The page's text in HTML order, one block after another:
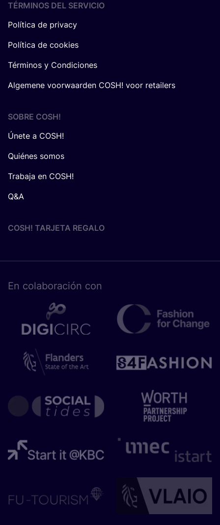
TÉRMINOS DEL SERVICIO
Política de privacy
Política de cookies
Términos y Condiciones
Algemene voorwaarden COSH! voor retailers
SOBRE COSH!
Únete a COSH!
Quiénes somos
Trabaja en COSH!
Q&A
COSH! TARJETA REGALO
En cola­bo­ra­ción con